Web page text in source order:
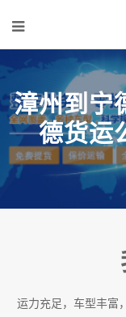
漳州到宁
德货运
运力充足，车型丰富